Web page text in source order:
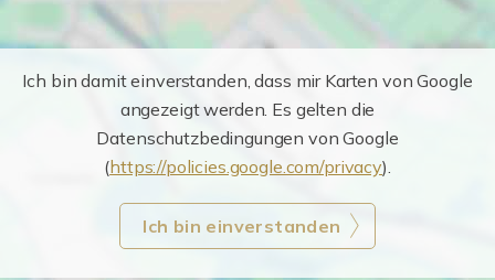
Ich bin damit einverstanden, dass mir Karten von Google
angezeigt werden. Es gelten die
Datenschutzbedingungen von Google
(https://policies.google.com/privacy).
Ich bin einverstanden